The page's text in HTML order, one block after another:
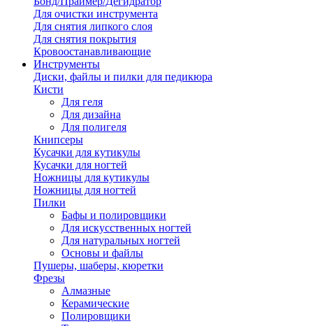
Для очистки инструмента
Для снятия липкого слоя
Для снятия покрытия
Кровоостанавливающие
Инструменты
Диски, файлы и пилки для педикюра
Кисти
Для геля
Для дизайна
Для полигеля
Книпсеры
Кусачки для кутикулы
Кусачки для ногтей
Ножницы для кутикулы
Ножницы для ногтей
Пилки
Бафы и полировщики
Для искусственных ногтей
Для натуральных ногтей
Основы и файлы
Пушеры, шаберы, кюретки
Фрезы
Алмазные
Керамические
Полировщики